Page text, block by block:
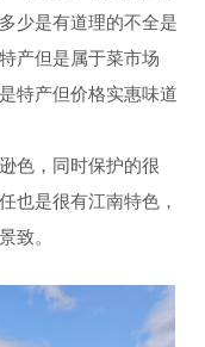
少是有道理的不全是
产但是属于菜市场
特产但价格实惠味道
色，同时保护的很
也是很有江南特色，
致。